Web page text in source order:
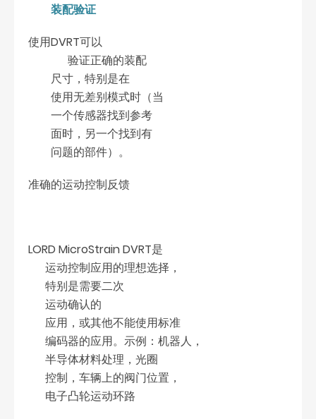
装配验证
使用DVRT可以
验证正确的装配
尺寸，特别是在
使用无差别模式时（当
一个传感器找到参考
面时，另一个找到有
问题的部件）。
准确的运动控制反馈
LORD MicroStrain DVRT是
运动控制应用的理想选择，
特别是需要二次
运动确认的
应用，或其他不能使用标准
编码器的应用。示例：机器人，
半导体材料处理，光圈
控制，车辆上的阀门位置，
电子凸轮运动环路